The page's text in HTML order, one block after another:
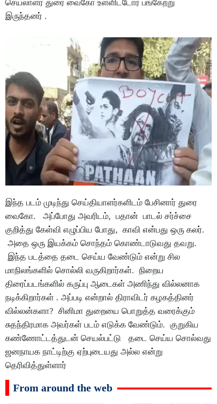
செயலாளர் துரை வைகோ உள்ளிட்டோர் பங்கேற்று
இருந்தனர் .
இந்த படம் முடிந்து செய்தியாளர்களிடம் பேசினார் துரை
வைகோ. அப்போது அவரிடம், பதான் பாடல் சர்ச்சை
குறித்து கேள்வி எழுப்பிய போது, காவி என்பது ஒரு கலர்.
அதை ஒரு இயக்கம் சொந்தம் கொண்டாடுவது தவறு.
இந்த படத்தை தடை செய்ய வேண்டும் என்று சில
மாநிலங்களில் சொல்லி வருகிறார்கள். நிறைய
திரைப்படங்களில் கருப்பு ஆடைகள் அணிந்து வில்லனாக
நடிக்கிறார்கள் . அப்படி என்றால் திராவிடர் கழகத்தினர்
வில்லன்களா? சினிமா துறையை பொறுத்த வரைக்கும்
சுதந்திரமாக அவர்கள் படம் எடுக்க வேண்டும். குறுகிய
கண்ணோட்டத்துடன் செயல்பட்டு தடை செய்ய சொல்வது
ஜனநாயக நாட்டிற்கு ஏற்புடையது அல்ல என்று
தெரிவித்துள்ளார்
From around the web